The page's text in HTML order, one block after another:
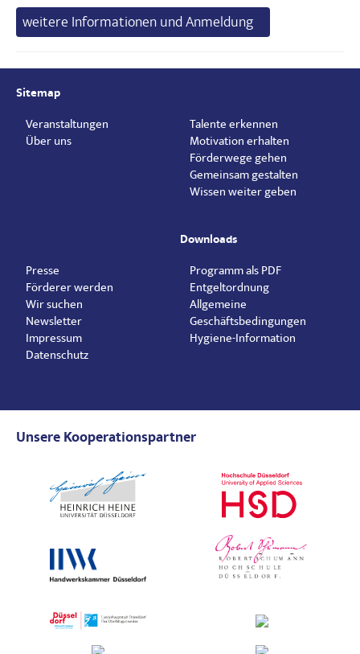
weitere Informationen und Anmeldung
Sitemap
Veranstaltungen
Über uns
Talente erkennen
Motivation erhalten
Förderwege gehen
Gemeinsam gestalten
Wissen weiter geben
Presse
Förderer werden
Wir suchen
Newsletter
Impressum
Datenschutz
Downloads
Programm als PDF
Entgeltordnung
Allgemeine
Geschäftsbedingungen
Hygiene-Information
Unsere Kooperationspartner